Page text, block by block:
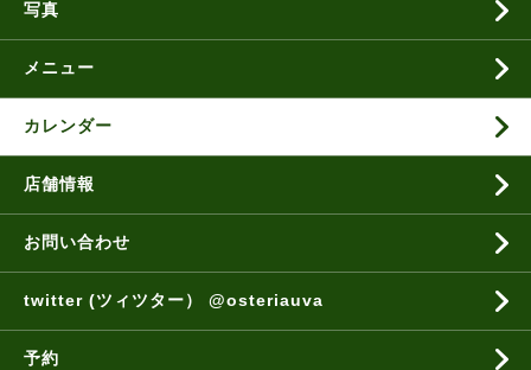
写真
メニュー
カレンダー
店舗情報
お問い合わせ
twitter (ツィツター） @osteriauva
予約